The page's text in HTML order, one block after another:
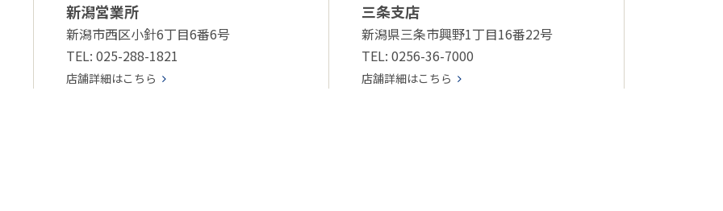
新潟営業所
新潟市西区小針6丁目6番6号
TEL: 025-288-1821
店舗詳細はこちら
三条支店
新潟県三条市興野1丁目16番22号
TEL: 0256-36-7000
店舗詳細はこちら